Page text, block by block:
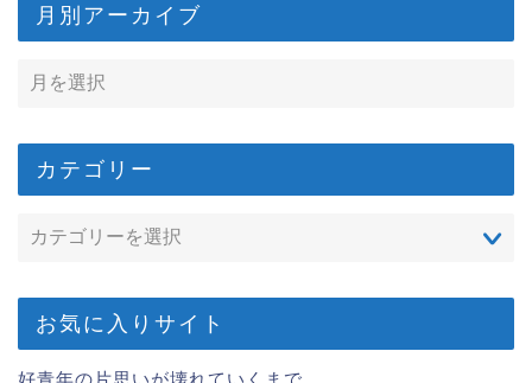
月別アーカイブ
カテゴリー
お気に入りサイト
好青年の片思いが壊れていくまで